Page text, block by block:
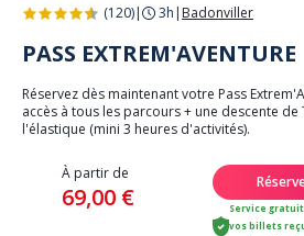
(120)| 3h | Badonviller
PASS EXTREM'AVENTURE
Réservez dès maintenant votre Pass
accès à tous les parcours + une descente de
l'élastique (mini 3 heures d'activités).
À partir de
69,00 €
Service
vos billets